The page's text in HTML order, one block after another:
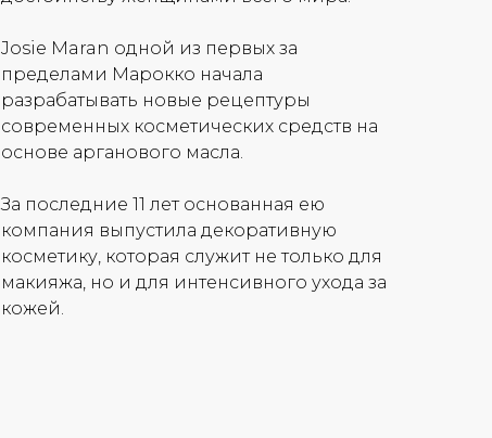
Josie Maran одной из первых за
пределами Марокко начала
разрабатывать новые рецептуры
современных косметических средств на
основе арганового масла.
За последние 11 лет основанная ею
компания выпустила декоративную
косметику, которая служит не только для
макияжа, но и для интенсивного ухода за
кожей.